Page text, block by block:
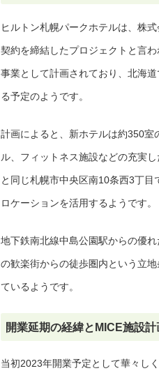
ヒルトン札幌パークホテルは、株
契約を締結したプロジェクトと言
事業として計画されており、北海
る予定のようです。
計画によると、新ホテルは約350室
ル、フィットネス施設などの充実
と同じ札幌市中央区南10条西3丁
ロケーションを活用するようです。
地下鉄南北線中島公園駅からの優
の歓楽街からの徒歩圏内という立
ているようです。
開業延期の経緯とMICE施設
当初2023年開業予定として華々し